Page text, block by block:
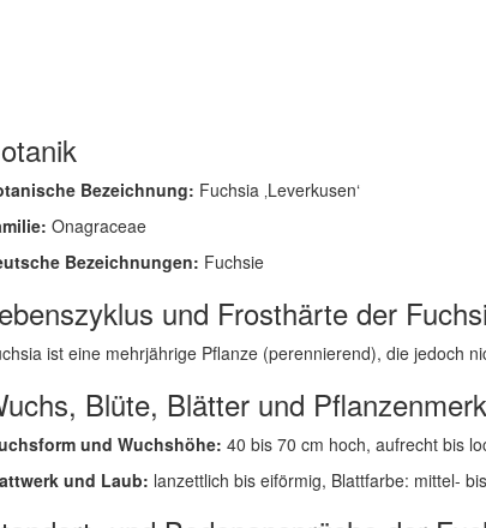
Bezeichnung: Fuchsia ‚Leverkusen‘
Onagraceae
Bezeichnungen: Fuchsie
und Frosthärte der
ist eine mehrjährige Pflanze (perennierend), die jedoch
Blüte, Blätter und
und Wuchshöhe: 40 bis 70 cm hoch, aufrecht bis
und Laub: lanzettlich bis eiförmig, Blattfarbe: mittel-